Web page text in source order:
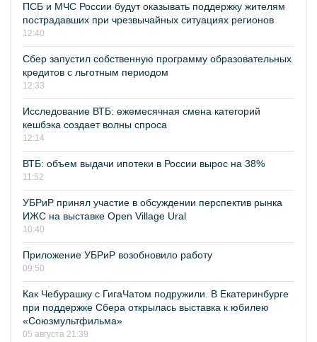
ПСБ и МЧС России будут оказывать поддержку жителям
пострадавших при чрезвычайных ситуациях регионов
12:40
Сбер запустил собственную программу образовательных
кредитов с льготным периодом
12:33
Исследование ВТБ: ежемесячная смена категорий
кешбэка создает волны спроса
12:14
ВТБ: объем выдачи ипотеки в России вырос на 38%
11:52
УБРиР принял участие в обсуждении перспектив рынка
ИЖС на выставке Open Village Ural
10:40
Приложение УБРиР возобновило работу
09:50
Как Чебурашку с ГигаЧатом подружили. В Екатеринбурге
при поддержке Сбера открылась выставка к юбилею
«Союзмультфильма»
05 августа 21:39